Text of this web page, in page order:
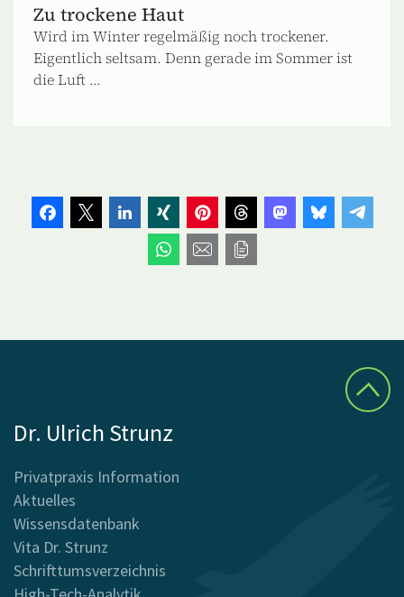
Zu trockene Haut
Wird im Winter regelmäßig noch trockener.
Eigentlich seltsam. Denn gerade im Sommer ist
die Luft ...
Dr. Ulrich Strunz
Privatpraxis Information
Aktuelles
Wissensdatenbank
Vita Dr. Strunz
Schrifttumsverzeichnis